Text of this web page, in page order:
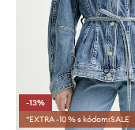
-13%
*EXTRA -10 % s kódom:SALE